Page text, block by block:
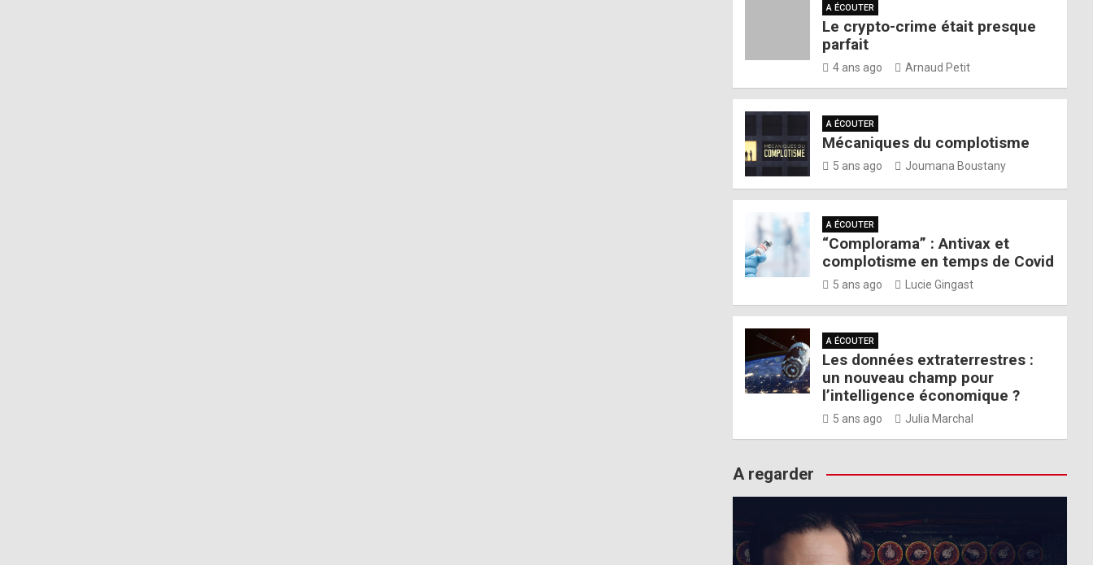
A ÉCOUTER
Le crypto-crime était presque
parfait
4 ans ago Arnaud Petit
A ÉCOUTER
Mécaniques du complotisme
5 ans ago Joumana Boustany
A ÉCOUTER
“Complorama” : Antivax et
complotisme en temps de Covid
5 ans ago Lucie Gingast
A ÉCOUTER
Les données extraterrestres :
un nouveau champ pour
l’intelligence économique ?
5 ans ago Julia Marchal
A regarder